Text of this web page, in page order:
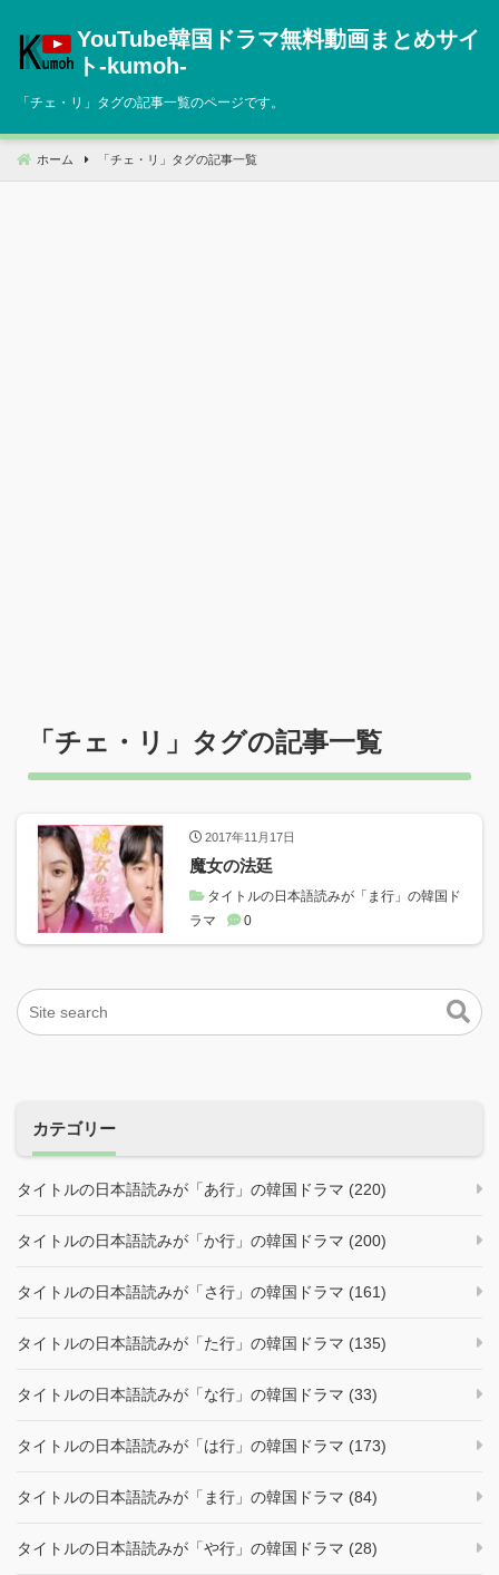
へ
動
YouTube韓国ドラマ無料動画まとめサイ
ト‐kumoh‐
「チェ・リ 」タグの記事一覧のページです。
ホーム 「 チェ・リ 」タグの記事一覧
「チェ・リ 」タグの記事一覧
2017年11月17日
魔女の法廷
タイトルの日本語読みが「ま行」の韓国ド
ラマ
0
カテゴリー
タイトルの日本語読みが「あ行」の韓国ドラマ (220)
タイトルの日本語読みが「か行」の韓国ドラマ (200)
タイトルの日本語読みが「さ行」の韓国ドラマ (161)
タイトルの日本語読みが「た行」の韓国ドラマ (135)
タイトルの日本語読みが「な行」の韓国ドラマ (33)
タイトルの日本語読みが「は行」の韓国ドラマ (173)
タイトルの日本語読みが「ま行」の韓国ドラマ (84)
タイトルの日本語読みが「や行」の韓国ドラマ (28)